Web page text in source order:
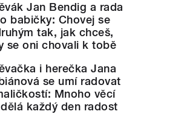
Jan Bendig a rada
babičky: Chovej se
tak, jak chceš,
se oni chovali k tobě
i herečka Jana
se umí radovat
Mnoho věcí
každý den radost